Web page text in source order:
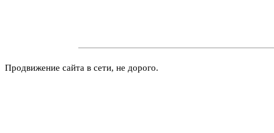
Продвижение сайта в сети, не дорого.